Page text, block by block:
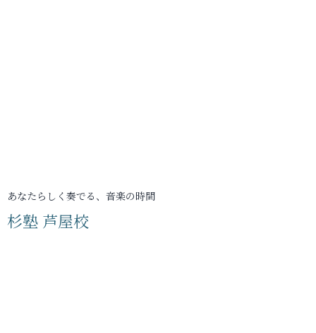
あなたらしく奏でる、音楽の時間
杉塾 芦屋校